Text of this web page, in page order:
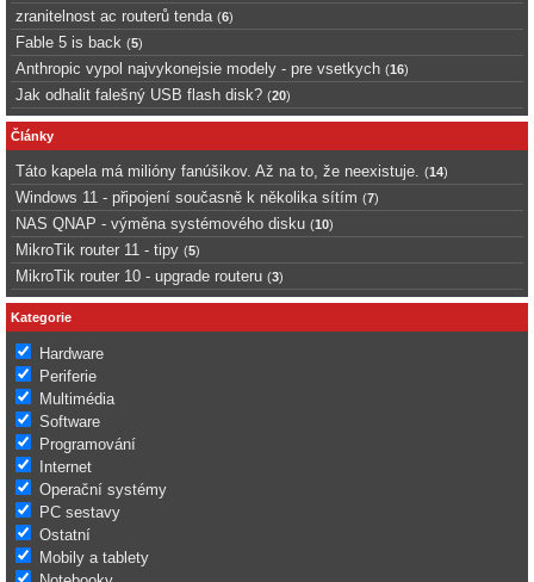
zranitelnost ac routerů tenda (6)
Fable 5 is back (5)
Anthropic vypol najvykonejsie modely - pre vsetkych (16)
Jak odhalit falešný USB flash disk? (20)
Články
Táto kapela má milióny fanúšikov. Až na to, že neexistuje. (14)
Windows 11 - připojení současně k několika sítím (7)
NAS QNAP - výměna systémového disku (10)
MikroTik router 11 - tipy (5)
MikroTik router 10 - upgrade routeru (3)
Kategorie
Hardware
Periferie
Multimédia
Software
Programování
Internet
Operační systémy
PC sestavy
Ostatní
Mobily a tablety